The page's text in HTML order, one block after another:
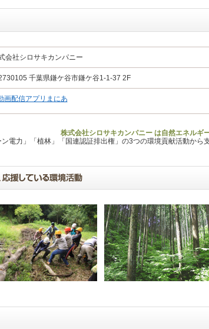
会社シロサキカンパニー
千葉県鎌ケ谷市鎌ケ谷1-1-37 2F
画配信アプリまにあ
株式会社シロサキカンパニー は自然エネルギ
電力」「植林」「国連認証排出権」の3つの環境貢献活動から